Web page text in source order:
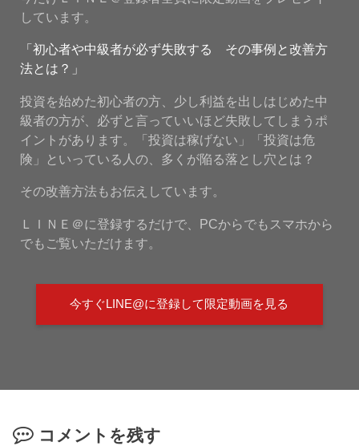
しています。
「初心者や中級者が必ず失敗する その事例と改善方
法とは？」
投資を始めた初心者の方、少し利益を出しはじめた中
級者の方が、必ずと言っていいほど失敗してしまうポ
イントがあります。「投資は稼げない」「投資は危
険」といっている人の、多くが陥る落とし穴とは？
その改善方法もお伝えしています。
ＬＩＮＥ＠に登録するだけで、PCからでもスマホから
でもご覧いただけます。
今すぐLINE@に登録して限定動画を見る
コメントを残す